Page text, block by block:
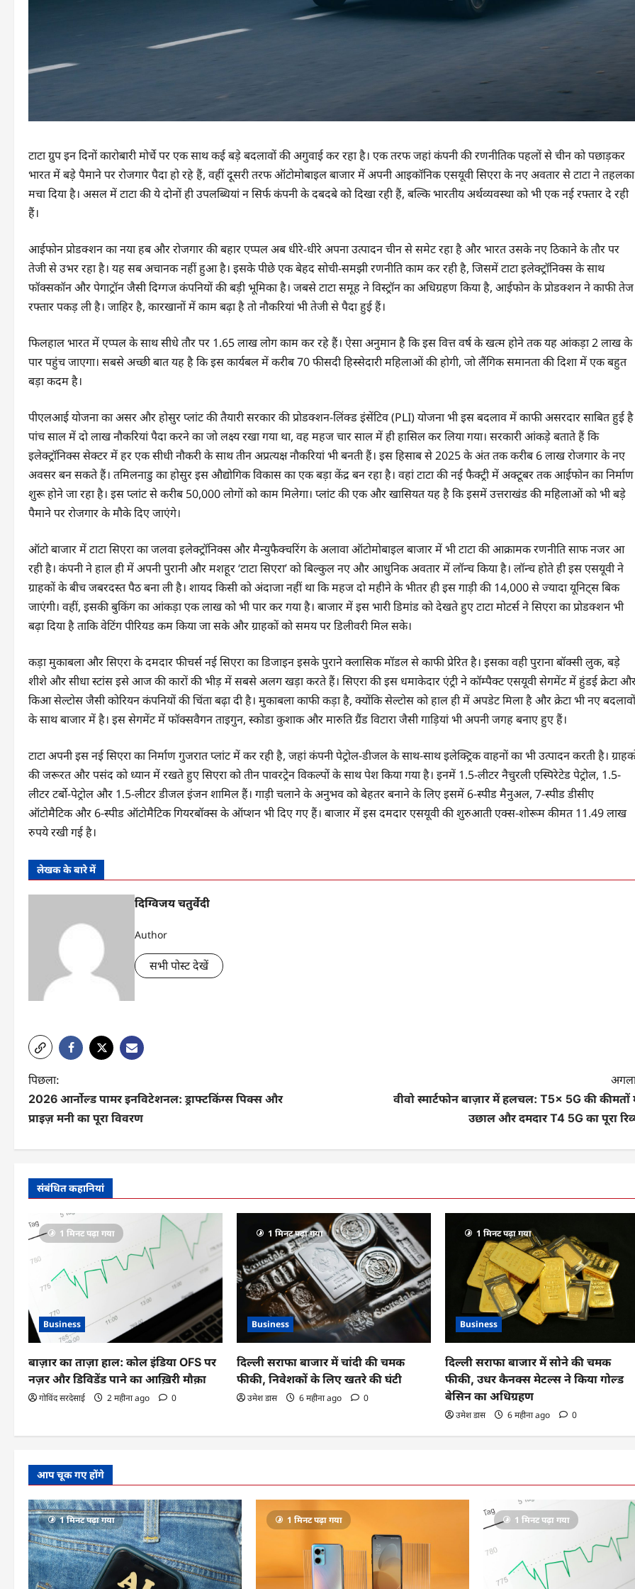
टाटा ग्रुप इन दिनों कारोबारी मोर्चे पर एक साथ कई बड़े बदलावों की अगुवाई कर रहा है। एक तरफ जहां कंपनी की रणनीतिक पहलों से चीन को पछाड़कर
भारत में बड़े पैमाने पर रोजगार पैदा हो रहे हैं, वहीं दूसरी तरफ ऑटोमोबाइल बाजार में अपनी आइकॉनिक एसयूवी सिएरा के नए अवतार से टाटा ने तहलका
मचा दिया है। असल में टाटा की ये दोनों ही उपलब्धियां न सिर्फ कंपनी के दबदबे को दिखा रही हैं, बल्कि भारतीय अर्थव्यवस्था को भी एक नई रफ्तार दे रही
हैं।
आईफोन प्रोडक्शन का नया हब और रोजगार की बहार एप्पल अब धीरे-धीरे अपना उत्पादन चीन से समेट रहा है और भारत उसके नए ठिकाने के तौर पर
तेजी से उभर रहा है। यह सब अचानक नहीं हुआ है। इसके पीछे एक बेहद सोची-समझी रणनीति काम कर रही है, जिसमें टाटा इलेक्ट्रॉनिक्स के साथ
फॉक्सकॉन और पेगाट्रॉन जैसी दिग्गज कंपनियों की बड़ी भूमिका है। जबसे टाटा समूह ने विस्ट्रॉन का अधिग्रहण किया है, आईफोन के प्रोडक्शन ने काफी तेज
रफ्तार पकड़ ली है। जाहिर है, कारखानों में काम बढ़ा है तो नौकरियां भी तेजी से पैदा हुई हैं।
फिलहाल भारत में एप्पल के साथ सीधे तौर पर 1.65 लाख लोग काम कर रहे हैं। ऐसा अनुमान है कि इस वित्त वर्ष के खत्म होने तक यह आंकड़ा 2 लाख के
पार पहुंच जाएगा। सबसे अच्छी बात यह है कि इस कार्यबल में करीब 70 फीसदी हिस्सेदारी महिलाओं की होगी, जो लैंगिक समानता की दिशा में एक बहुत
बड़ा कदम है।
पीएलआई योजना का असर और होसुर प्लांट की तैयारी सरकार की प्रोडक्शन-लिंक्ड इंसेंटिव (PLI) योजना भी इस बदलाव में काफी असरदार साबित हुई
पांच साल में दो लाख नौकरियां पैदा करने का जो लक्ष्य रखा गया था, वह महज चार साल में ही हासिल कर लिया गया। सरकारी आंकड़े बताते हैं कि
इलेक्ट्रॉनिक्स सेक्टर में हर एक सीधी नौकरी के साथ तीन अप्रत्यक्ष नौकरियां भी बनती हैं। इस हिसाब से 2025 के अंत तक करीब 6 लाख रोजगार के नए
अवसर बन सकते हैं। तमिलनाडु का होसुर इस औद्योगिक विकास का एक बड़ा केंद्र बन रहा है। वहां टाटा की नई फैक्ट्री में अक्टूबर तक आईफोन का निर्माण
शुरू होने जा रहा है। इस प्लांट से करीब 50,000 लोगों को काम मिलेगा। प्लांट की एक और खासियत यह है कि इसमें उत्तराखंड की महिलाओं को भी बड़े
पैमाने पर रोजगार के मौके दिए जाएंगे।
ऑटो बाजार में टाटा सिएरा का जलवा इलेक्ट्रॉनिक्स और मैन्युफैक्चरिंग के अलावा ऑटोमोबाइल बाजार में भी टाटा की आक्रामक रणनीति साफ नजर आ
रही है। कंपनी ने हाल ही में अपनी पुरानी और मशहूर ‘टाटा सिएरा’ को बिल्कुल नए और आधुनिक अवतार में लॉन्च किया है। लॉन्च होते ही इस एसयूवी ने
ग्राहकों के बीच जबरदस्त पैठ बना ली है। शायद किसी को अंदाजा नहीं था कि महज दो महीने के भीतर ही इस गाड़ी की 14,000 से ज्यादा यूनिट्स बिक
जाएंगी। वहीं, इसकी बुकिंग का आंकड़ा एक लाख को भी पार कर गया है। बाजार में इस भारी डिमांड को देखते हुए टाटा मोटर्स ने सिएरा का प्रोडक्शन भी
बढ़ा दिया है ताकि वेटिंग पीरियड कम किया जा सके और ग्राहकों को समय पर डिलीवरी मिल सके।
कड़ा मुकाबला और सिएरा के दमदार फीचर्स नई सिएरा का डिजाइन इसके पुराने क्लासिक मॉडल से काफी प्रेरित है। इसका वही पुराना बॉक्सी लुक, बड़े
शीशे और सीधा स्टांस इसे आज की कारों की भीड़ में सबसे अलग खड़ा करते हैं। सिएरा की इस धमाकेदार एंट्री ने कॉम्पैक्ट एसयूवी सेगमेंट में हुंडई क्रेटा
किआ सेल्टोस जैसी कोरियन कंपनियों की चिंता बढ़ा दी है। मुकाबला काफी कड़ा है, क्योंकि सेल्टोस को हाल ही में अपडेट मिला है और क्रेटा भी नए बदलावों
के साथ बाजार में है। इस सेगमेंट में फॉक्सवैगन ताइगुन, स्कोडा कुशाक और मारुति ग्रैंड विटारा जैसी गाड़ियां भी अपनी जगह बनाए हुए हैं।
टाटा अपनी इस नई सिएरा का निर्माण गुजरात प्लांट में कर रही है, जहां कंपनी पेट्रोल-डीजल के साथ-साथ इलेक्ट्रिक वाहनों का भी उत्पादन करती है।
की जरूरत और पसंद को ध्यान में रखते हुए सिएरा को तीन पावरट्रेन विकल्पों के साथ पेश किया गया है। इनमें 1.5-लीटर नैचुरली एस्पिरेटेड पेट्रोल, 1.5-
लीटर टर्बो-पेट्रोल और 1.5-लीटर डीजल इंजन शामिल हैं। गाड़ी चलाने के अनुभव को बेहतर बनाने के लिए इसमें 6-स्पीड मैनुअल, 7-स्पीड डीसीए
ऑटोमैटिक और 6-स्पीड ऑटोमैटिक गियरबॉक्स के ऑप्शन भी दिए गए हैं। बाजार में इस दमदार एसयूवी की शुरुआती एक्स-शोरूम कीमत 11.49 लाख
रुपये रखी गई है।
लेखक के बारे में
दिग्विजय चतुर्वेदी
Author
सभी पोस्ट देखें
ने
वि
न
स्ट
क
पिछला:
2026 आर्नोल्ड पामर इनविटेशनल: ड्राफ्टकिंग्स पिक्स और
प्राइज़ मनी का पूरा विवरण
वीवो स्मार्टफोन बाज़ार में हलचल: T5x 5G की कीमतों
उछाल और दमदार T4 5G का पूरा
संबंधित कहानियां
1 मिनट पढ़ा गया
Business
बाज़ार का ताज़ा हाल: कोल इंडिया OFS पर
नज़र और डिविडेंड पाने का आख़िरी मौक़ा
गोविंद सरदेसाई 2 महीना ago 0
1 मिनट पढ़ा गया
Business
दिल्ली सराफा बाजार में चांदी की चमक
फीकी, निवेशकों के लिए खतरे की घंटी
उमेश डास 6 महीना ago 0
1 मिनट पढ़ा गया
Business
दिल्ली सराफा बाजार में सोने की चमक
फीकी, उधर कैनक्स मेटल्स ने किया गोल्ड
बेसिन का अधिग्रहण
उमेश डास 6 महीना ago 0
आप चूक गए होंगे
1 मिनट पढ़ा गया 1 मिनट पढ़ा गया 1 मिनट पढ़ा गया